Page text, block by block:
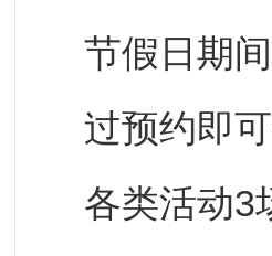
节假日期
过预约即
各类活动3